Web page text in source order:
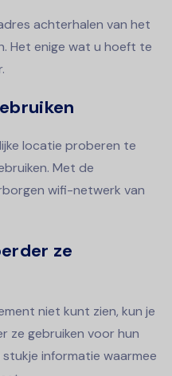
achterhalen van het
Het enige wat u hoeft te
locatie proberen te
Met de
wifi-netwerk van
ze
niet kunt zien, kun je
ze gebruiken voor hun
informatie waarmee